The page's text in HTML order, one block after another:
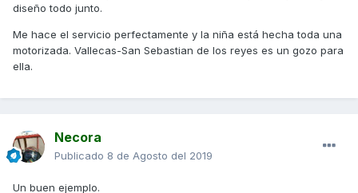
diseño todo junto.
Me hace el servicio perfectamente y la niña está hecha toda una
motorizada. Vallecas-San Sebastian de los reyes es un gozo para
ella.
Necora
Publicado 8 de Agosto del 2019
Un buen ejemplo.